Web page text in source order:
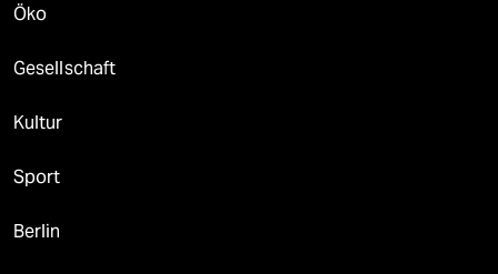
Öko
Gesellschaft
Kultur
Sport
Berlin